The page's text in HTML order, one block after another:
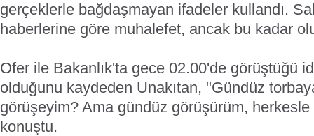
gerçeklerle bağdaşmayan ifadeler kullandı.
haberlerine göre muhalefet, ancak bu kadar
Ofer ile Bakanlık'ta gece 02.00'de görüştüğü
olduğunu kaydeden Unakıtan, "Gündüz
görüşeyim? Ama gündüz görüşürüm,
konuştu.